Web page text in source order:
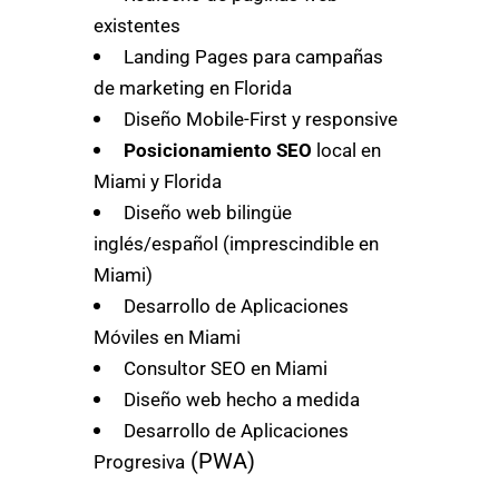
existentes
Landing Pages para campañas
de marketing en Florida
Diseño Mobile-First y responsive
Posicionamiento SEO local en
Miami y Florida
Diseño web bilingüe
inglés/español (imprescindible en
Miami)
Desarrollo de Aplicaciones
Móviles en Miami
Consultor SEO en Miami
Diseño web hecho a medida
Desarrollo de Aplicaciones
Progresiva (PWA)